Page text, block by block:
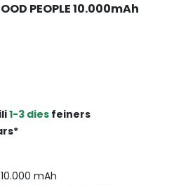
PEOPLE 10.000mAh
1-3 dies feiners
mAh